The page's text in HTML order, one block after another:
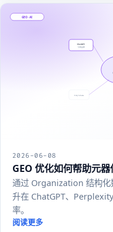
2026-06-08
GEO 优化如何帮助元
通过 Organization 结构化
升在 ChatGPT、
率。
阅读更多